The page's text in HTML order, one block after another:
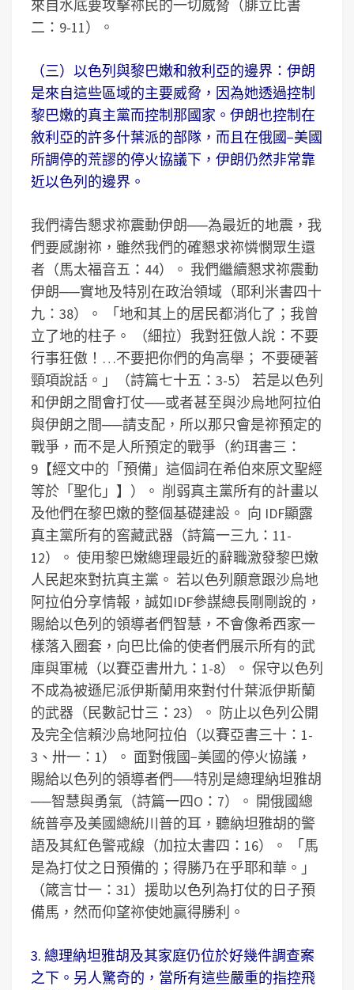
來自水底要攻擊祢民的一切威脅（腓立比書
二：9-11）。
（三）以色列與黎巴嫩和敘利亞的邊界：伊朗
是來自這些區域的主要威脅，因為她透過控制
黎巴嫩的真主黨而控制那國家。伊朗也控制在
敘利亞的許多什葉派的部隊，而且在俄國−美國
所調停的荒謬的停火協議下，伊朗仍然非常靠
近以色列的邊界。
我們禱告懇求祢震動伊朗──為最近的地震，我
們要感謝祢，雖然我們的確懇求祢憐憫眾生還
者（馬太福音五：44）。 我們繼續懇求祢震動
伊朗──實地及特別在政治領域（耶利米書四十
九：38）。 「地和其上的居民都消化了；我曾
立了地的柱子。 （細拉）我對狂傲人說：不要
行事狂傲！…不要把你們的角高舉； 不要硬著
頸項說話。」（詩篇七十五：3-5） 若是以色列
和伊朗之間會打仗──或者甚至與沙烏地阿拉伯
與伊朗之間──請支配，所以那只會是祢預定的
戰爭，而不是人所預定的戰爭（約珥書三：
9【經文中的「預備」這個詞在希伯來原文聖經
等於「聖化」】）。 削弱真主黨所有的計畫以
及他們在黎巴嫩的整個基礎建設。 向 IDF顯露
真主黨所有的窖藏武器（詩篇一三九：11-
12）。 使用黎巴嫩總理最近的辭職激發黎巴嫩
人民起來對抗真主黨。 若以色列願意跟沙烏地
阿拉伯分享情報，誠如IDF參謀總長剛剛說的，
賜給以色列的領導者們智慧，不會像希西家一
樣落入圈套，向巴比倫的使者們展示所有的武
庫與軍械（以賽亞書卅九：1-8）。 保守以色列
不成為被遜尼派伊斯蘭用來對付什葉派伊斯蘭
的武器（民數記廿三：23）。 防止以色列公開
及完全信賴沙烏地阿拉伯（以賽亞書三十：1-
3、卅一：1）。 面對俄國−美國的停火協議，
賜給以色列的領導者們──特別是總理納坦雅胡
──智慧與勇氣（詩篇一四O：7）。 開俄國總
統普亭及美國總統川普的耳，聽納坦雅胡的警
語及其紅色警戒線（加拉太書四：16）。 「馬
是為打仗之日預備的；得勝乃在乎耶和華。」
（箴言廿一：31）援助以色列為打仗的日子預
備馬，然而仰望祢使她贏得勝利。
3. 總理納坦雅胡及其家庭仍位於好幾件調查案
之下。另人驚奇的，當所有這些嚴重的指控飛